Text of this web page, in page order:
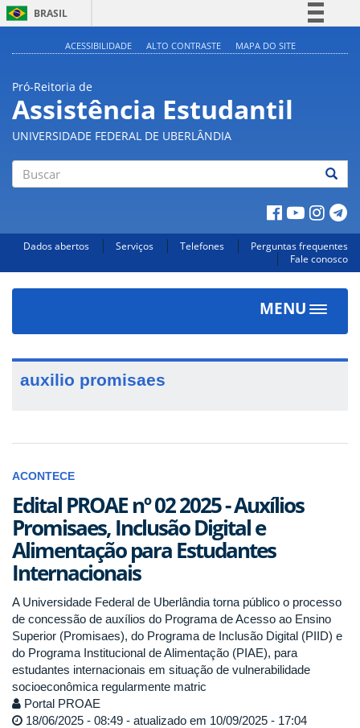
BRASIL
Acesso à informação
Legislação
Canais
ACESSIBILIDADE ALTO CONTRASTE MAPA DO SITE
Pró-Reitoria de
Assistência Estudantil
UNIVERSIDADE FEDERAL DE UBERLÂNDIA
Dados abertos Serviços Telefones
Perguntas frequentes
Fale conosco
MENU
Toggle
auxilio promisaes
ACONTECE
Edital PROAE nº 02 2025 - Auxílios
Promisaes, Inclusão Digital e
Alimentação para Estudantes
Internacionais
A Universidade Federal de Uberlândia torna público o processo
de concessão de auxílios do Programa de Acesso ao Ensino
Superior (Promisaes), do Programa de Inclusão Digital (PIID) e
do Programa Institucional de Alimentação (PIAE), para
estudantes internacionais em situação de vulnerabilidade
socioeconômica regularmente matric
Portal PROAE
18/06/2025 - 08:49 - atualizado em 10/09/2025 - 17:04